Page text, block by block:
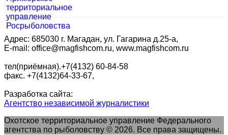
Адрес: 685030 г. Магадан, ул. Гагарина д.25-а,
E-mail: office@magfishcom.ru, www.magfishcom.ru
тел(приёмная).+7(4132) 60-84-58
факс. +7(4132)64-33-67,
Разработка сайта:
Агентство независимой журналистики
Охотское территориальное управление Федерального
агентства по рыболовству © 2026. Все права защищены.